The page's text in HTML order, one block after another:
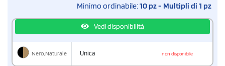
Minimo ordinabile:10 pz - Multipli di 1 pz
Vedi disponibilità
Nero,Naturale Unica non disponibile